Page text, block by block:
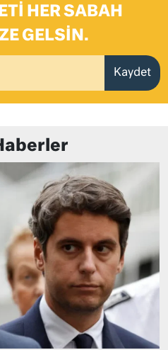
HER SABAH
GELSIN.
Kaydet